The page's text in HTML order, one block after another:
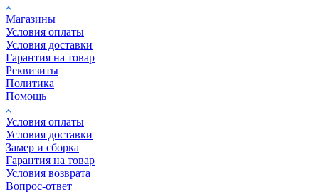
Магазины
Условия оплаты
Условия доставки
Гарантия на товар
Реквизиты
Политика
Помощь
Условия оплаты
Условия доставки
Замер и сборка
Гарантия на товар
Условия возврата
Вопрос-ответ